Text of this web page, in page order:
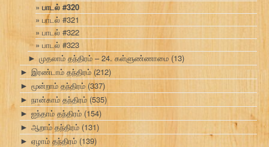
பாடல் #320
பாடல் #321
பாடல் #322
பாடல் #323
► முதலாம் தந்திரம் – 24. கள்ளுண்ணாமை (13)
► இரண்டாம் தந்திரம் (212)
► மூன்றாம் தந்திரம் (337)
► நான்காம் தந்திரம் (535)
► ஐந்தாம் தந்திரம் (154)
► ஆறாம் தந்திரம் (131)
► ஏழாம் தந்திரம் (139)